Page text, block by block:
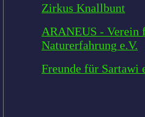
Zirkus Knallbunt
ARANEUS -
Naturerfahrung e.V.
Freunde für Sartawi